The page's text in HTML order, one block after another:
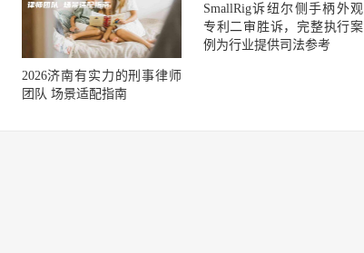
2026济南有实力的刑事律师
团队 场景适配指南
SmallRig诉纽尔侧手柄外观
专利二审胜诉，完整执行案
例为行业提供司法参考